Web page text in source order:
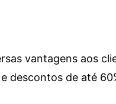
vantagens aos
descontos de até